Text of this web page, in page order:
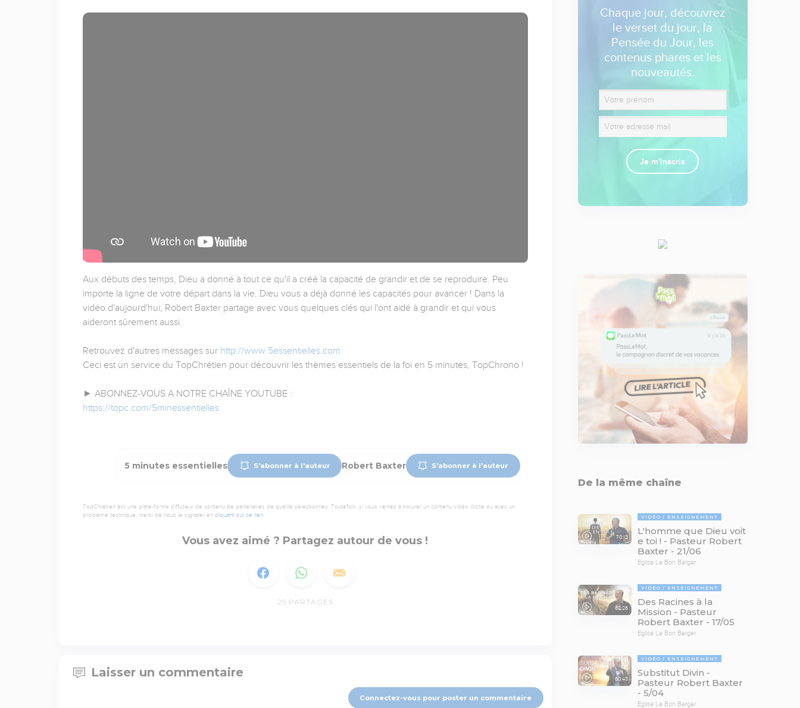
Aux débuts des temps, Dieu a donné à tout ce qu'il a créé la capacité de grandir et de se reproduire. Peu
importe la ligne de votre départ dans la vie, Dieu vous a déjà donné les capacités pour avancer ! Dans la
vidéo d'aujourd'hui, Robert Baxter partage avec vous quelques clés qui l'ont aidé à grandir et qui vous
aideront sûrement aussi.
Retrouvez d'autres messages sur http://www.5essentielles.com
Ceci est un service du TopChrétien pour découvrir les thèmes essentiels de la foi en 5 minutes, TopChrono !
► ABONNEZ-VOUS A NOTRE CHAÎNE YOUTUBE :
https://topc.com/5minessentielles
5 minutes essentielles S'abonner à l'auteur Robert Baxter S'abonner à l'auteur
TopChrétien est une plate-forme diffuseur de contenu de partenaires de qualité sélectionnés. Toutefois, si vous veniez à trouver un contenu vidéo illicite ou avec un
problème technique, merci de nous le signaler en cliquant sur ce lien.
Vous avez aimé ? Partagez autour de vous !
25 PARTAGES
Laisser un commentaire
Connectez-vous pour poster un commentaire
Chaque jour, découvrez
le verset du jour, la
Pensée du Jour, les
contenus phares et les
nouveautés.
Je m'inscris
De la même chaîne
70:12
VIDÉO ENSEIGNEMENT
L'homme que Dieu voit
e toi ! - Pasteur Robert
Baxter - 21/06
Eglise Le Bon Berger
62:26
VIDÉO ENSEIGNEMENT
Des Racines à la
Mission - Pasteur
Robert Baxter - 17/05
Eglise Le Bon Berger
60:48
VIDÉO ENSEIGNEMENT
Substitut Divin -
Pasteur Robert Baxter
- 5/04
Eglise Le Bon Berger